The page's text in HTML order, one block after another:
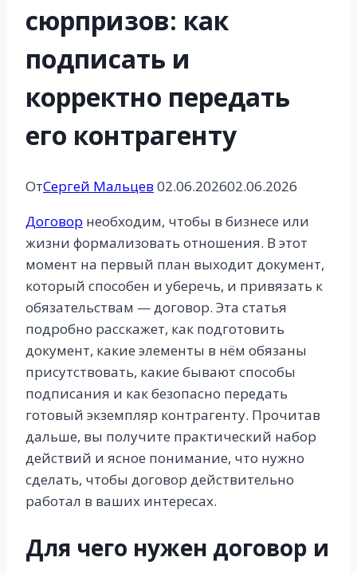
сюрпризов: как
подписать и
корректно передать
его контрагенту
ОтСергей Мальцев 02.06.202602.06.2026
Договор необходим, чтобы в бизнесе или
жизни формализовать отношения. В этот
момент на первый план выходит документ,
который способен и уберечь, и привязать к
обязательствам — договор. Эта статья
подробно расскажет, как подготовить
документ, какие элементы в нём обязаны
присутствовать, какие бывают способы
подписания и как безопасно передать
готовый экземпляр контрагенту. Прочитав
дальше, вы получите практический набор
действий и ясное понимание, что нужно
сделать, чтобы договор действительно
работал в ваших интересах.
Для чего нужен договор и